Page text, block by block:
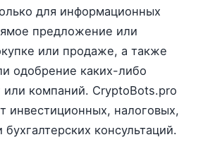
для информационных
предложение или
или продаже, а также
одобрение каких-либо
или компаний. CryptoBots.pro
инвестиционных, налоговых,
консультаций.